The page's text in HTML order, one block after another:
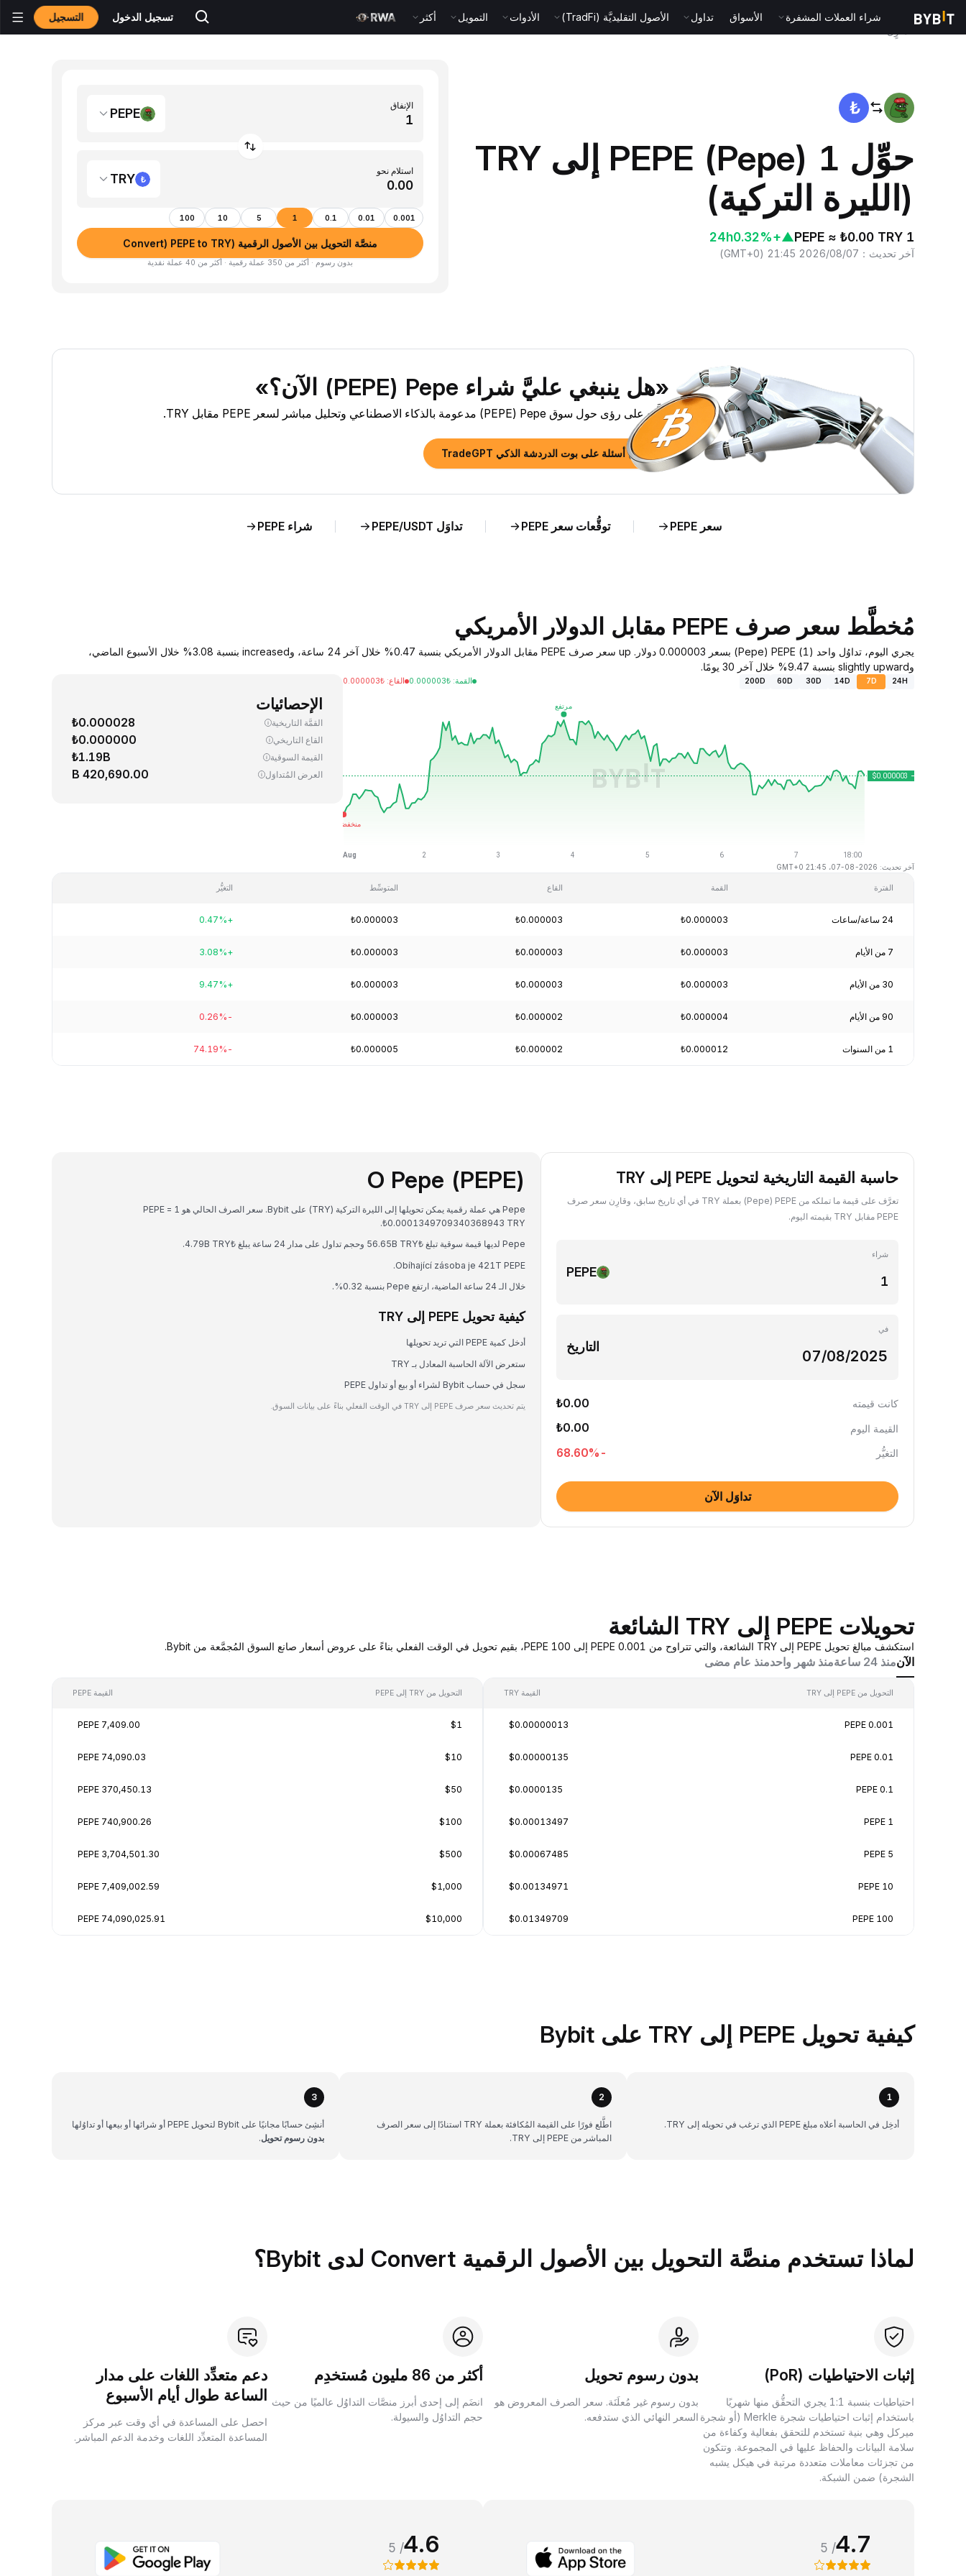
شراء العملات المشفرة الأسواق تداول الأصول التقليديَّة (TradFi) الأدوات التمويل أكثر تسجيل الدخول التسجيل
حوِّل 1 PEPE (Pepe) إلى TRY
(الليرة التركية)
1 PEPE ≈ ₺0.00 TRY
▲
+0.32%
24h
آخر تحديث ：
2026/08/07 21:45
(
GMT+0
)
الإنفاق
PEPE
استلام نحو
TRY
0.001
0.01
0.1
1
5
10
100
منصَّة التحويل بين الأصول الرقمية (Convert) PEPE to TRY
بدون رسوم · أكثر من 350 عملة رقمية · أكثر من 40 عملة نقدية
«هل ينبغي عليَّ شراء Pepe ‏(PEPE) الآن؟»
اطَّلع على رؤى حول سوق Pepe ‏(PEPE) مدعومة بالذكاء الاصطناعي وتحليل مباشر لسعر PEPE مقابل TRY.
اطرح أسئلة على بوت الدردشة الذكي TradeGPT
سعر PEPE توقُّعات سعر PEPE تداوَل PEPE/USDT شراء PEPE
مُخطَّط سعر صرف PEPE مقابل الدولار الأمريكي
يجري اليوم، تداوُل واحد (1) PEPE ‏(Pepe) بسعر 0.000003 دولار. up سعر صرف PEPE مقابل الدولار الأمريكي بنسبة 0.47% خلال آخر 24 ساعة، وincreased بنسبة 3.08% خلال الأسبوع الماضي،
وslightly upward بنسبة 9.47% خلال آخر 30 يومًا.
24H
7D
14D
30D
60D
200D القمة:
₺
0.000003 القاع:
₺
0.000003
آخر تحديث: 2026-08-07، 21:45 GMT+0
الإحصائيات
القمَّة التاريخية ₺0.000028
القاع التاريخي ₺0.000000
القيمة السوقية ₺1.19B
العرض المُتداوَل 420,690.00 B
الفترة القمة القاع المتوسِّط التغيُّر
24 ساعة/ساعات ₺0.000003
₺0.000003
₺0.000003
+0.47%
7 من الأيام ₺0.000003
₺0.000003
₺0.000003
+3.08%
30 من الأيام ₺0.000003
₺0.000003
₺0.000003
+9.47%
90 من الأيام ₺0.000004
₺0.000002
₺0.000003
-0.26%
1 من السنوات ₺0.000012
₺0.000002
₺0.000005
-74.19%
حاسبة القيمة التاريخية لتحويل PEPE إلى TRY
تعرَّف على قيمة ما تملكه من PEPE ‏(Pepe) بعملة TRY في أي تاريخ سابق، وقارِن سعر صرف
PEPE مقابل TRY بقيمته اليوم.
شراء
PEPE
في
التاريخ
كانت قيمته ₺0.00
القيمة اليوم ₺0.00
التغيُّر -68.60
%
تداوَل الآن
O Pepe (PEPE)
Pepe هي عملة رقمية يمكن تحويلها إلى الليرة التركية (TRY) على Bybit. سعر الصرف الحالي هو 1 PEPE =
₺0.0001349709340368943 TRY.
Pepe لديها قيمة سوقية تبلغ ₺56.65B TRY وحجم تداول على مدار 24 ساعة يبلغ ₺4.79B TRY.
Obíhající zásoba je 421T PEPE.
خلال الـ 24 ساعة الماضية، ارتفع Pepe بنسبة 0.32%.
كيفية تحويل PEPE إلى TRY
أدخل كمية PEPE التي تريد تحويلها
ستعرض الآلة الحاسبة المعادل بـ TRY
سجل في حساب Bybit لشراء أو بيع أو تداول PEPE
يتم تحديث سعر صرف PEPE إلى TRY في الوقت الفعلي بناءً على بيانات السوق.
تحويلات PEPE إلى TRY الشائعة
استكشف مبالغ تحويل PEPE إلى TRY الشائعة، والتي تتراوح من 0.001 PEPE إلى 100 PEPE، بقيم تحويل في الوقت الفعلي بناءً على عروض أسعار صانع السوق المُجمَّعة من Bybit.
الآنمنذ 24 ساعة منذ شهر واحدمنذ عام مضى
التحويل من PEPE إلى TRY القيمة TRY
0.001 PEPE
$0.00000013
0.01 PEPE
$0.00000135
0.1 PEPE
$0.0000135
1 PEPE
$0.00013497
5 PEPE
$0.00067485
10 PEPE
$0.00134971
100 PEPE
$0.01349709
التحويل من TRY إلى PEPE القيمة PEPE
$1
7,409.00 PEPE
$10
74,090.03 PEPE
$50
370,450.13 PEPE
$100
740,900.26 PEPE
$500
3,704,501.30 PEPE
$1,000
7,409,002.59 PEPE
$10,000
74,090,025.91 PEPE
كيفية تحويل PEPE إلى TRY على Bybit
1
أدخِل في الحاسبة أعلاه مبلغ PEPE الذي ترغب في تحويله إلى TRY.
2
اطَّلع فورًا على القيمة المُكافئة بعملة TRY استنادًا إلى سعر الصرف
المباشر من PEPE إلى TRY.
3
أنشِئ حسابًا مجانيًا على Bybit لتحويل PEPE أو شرائها أو بيعها أو تداوُلها
بدون رسوم تحويل.
لماذا تستخدم منصَّة التحويل بين الأصول الرقمية Convert لدى Bybit؟
إثبات الاحتياطيات (PoR)
احتياطيات بنسبة 1:1 يجري التحقُّق منها شهريًا
باستخدام إثبات احتياطيات شجرة Merkle (أو شجرة
ميركل وهي بنية تستخدم للتحقق بفعالية وكفاءة من
سلامة البيانات والحفاظ عليها في المجموعة. وتتكون
من تجزئات معاملات متعددة مرتبة في هيكل يشبه
الشجرة) ضمن الشبكة.
بدون رسوم تحويل
بدون رسوم غير مُعلَنَة. سعر الصرف المعروض هو
السعر النهائي الذي ستدفعه.
أكثر من 86 مليون مُستخدِم
انضَم إلى إحدى أبرز منصَّات التداوُل عالميًا من حيث
حجم التداوُل والسيولة.
دعم متعدِّد اللغات على مدار
الساعة طوال أيام الأسبوع
احصل على المساعدة في أي وقت عبر مركز
المساعدة المتعدِّد اللغات وخدمة الدعم المباشر.
4.7
/ 5
4.6
/ 5